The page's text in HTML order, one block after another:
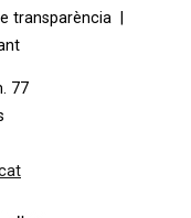
transparència
77